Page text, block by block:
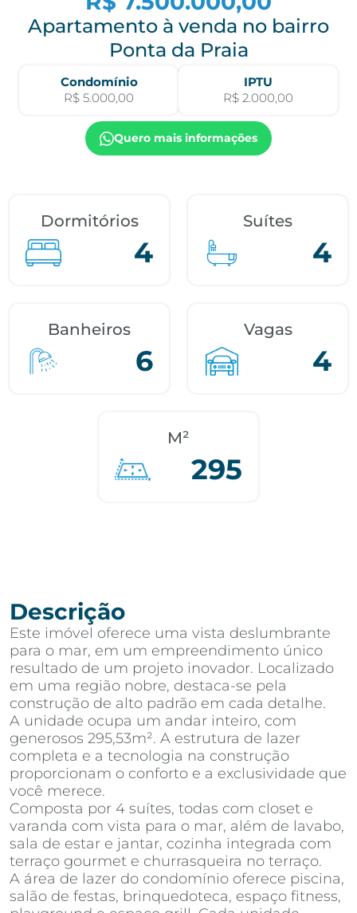
Apartamento à venda no bairro
Ponta da Praia
Condomínio
R$ 5.000,00
IPTU
R$ 2.000,00
Quero mais informações
Dormitórios
4
Suítes
4
Banheiros
6
Vagas
4
M²
295
Descrição
Este imóvel oferece uma vista deslumbrante
para o mar, em um empreendimento único
resultado de um projeto inovador. Localizado
em uma região nobre, destaca-se pela
construção de alto padrão em cada detalhe.
A unidade ocupa um andar inteiro, com
generosos 295,53m². A estrutura de lazer
completa e a tecnologia na construção
proporcionam o conforto e a exclusividade que
você merece.
Composta por 4 suítes, todas com closet e
varanda com vista para o mar, além de lavabo,
sala de estar e jantar, cozinha integrada com
terraço gourmet e churrasqueira no terraço.
A área de lazer do condomínio oferece piscina,
salão de festas, brinquedoteca, espaço fitness,